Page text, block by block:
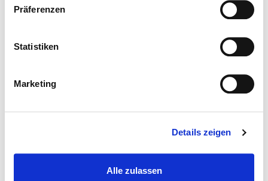
Präferenzen
Statistiken
Marketing
Details zeigen
Alle zulassen